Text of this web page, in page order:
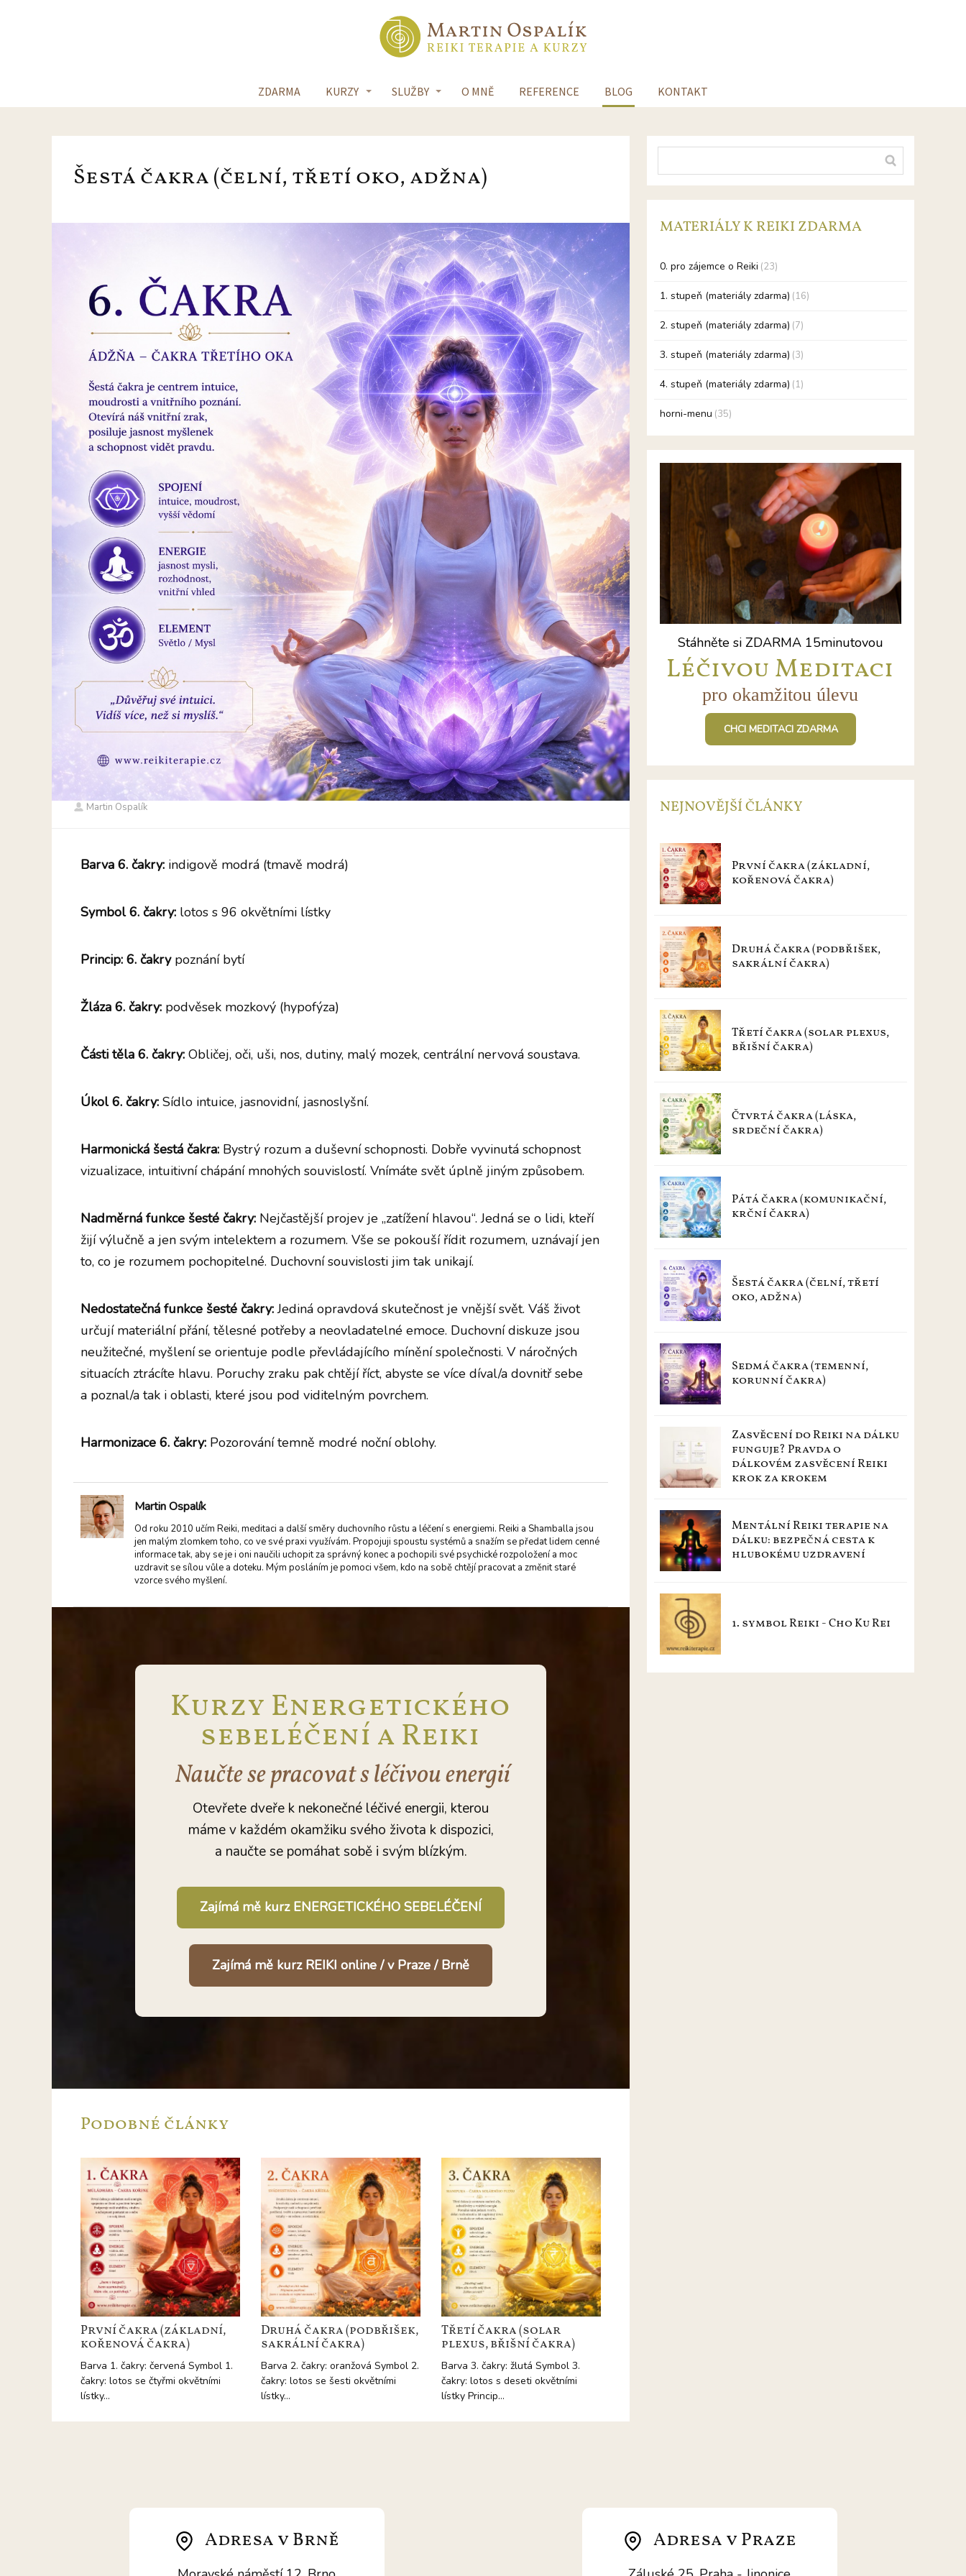
ZDARMA KURZY SLUŽBY O MNĚ REFERENCE BLOG KONTAKT
Šestá čakra (čelní, třetí oko, adžna)
Martin Ospalík
Barva 6. čakry: indigově modrá (tmavě modrá)
Symbol 6. čakry: lotos s 96 okvětními lístky
Princip: 6. čakrypoznání bytí
Žláza 6. čakry: podvěsek mozkový (hypofýza)
Části těla 6. čakry: Obličej, oči, uši, nos, dutiny, malý mozek, centrální nervová soustava.
Úkol 6. čakry: Sídlo intuice, jasnovidní, jasnoslyšní.
Harmonická šestá čakra: Bystrý rozum a duševní schopnosti. Dobře vyvinutá schopnost
vizualizace, intuitivní chápání mnohých souvislostí. Vnímáte svět úplně jiným způsobem.
Nadměrná funkce šesté čakry: Nejčastější projev je „zatížení hlavou“. Jedná se o lidi, kteří
žijí výlučně a jen svým intelektem a rozumem. Vše se pokouší řídit rozumem, uznávají jen
to, co je rozumem pochopitelné. Duchovní souvislosti jim tak unikají.
Nedostatečná funkce šesté čakry:Jediná opravdová skutečnost je vnější svět. Váš život
určují materiální přání, tělesné potřeby a neovladatelné emoce. Duchovní diskuze jsou
neužitečné, myšlení se orientuje podle převládajícího mínění společnosti. V náročných
situacích ztrácíte hlavu. Poruchy zraku pak chtějí říct, abyste se více díval/a dovnitř sebe
a poznal/a tak i oblasti, které jsou pod viditelným povrchem.
Harmonizace 6. čakry: Pozorování temně modré noční oblohy.
Martin Ospalík
Od roku 2010 učím Reiki, meditaci a další směry duchovního růstu a léčení s energiemi. Reiki a Shamballa jsou
jen malým zlomkem toho, co ve své praxi využívám. Propojuji spoustu systémů a snažím se předat lidem cenné
informace tak, aby se je i oni naučili uchopit za správný konec a pochopili své psychické rozpoložení a moc
uzdravit se sílou vůle a doteku. Mým posláním je pomoci všem, kdo na sobě chtějí pracovat a změnit staré
vzorce svého myšlení.
Kurzy Energetického
sebeléčení a Reiki
Naučte se pracovat s léčivou energií
Otevřete dveře k nekonečné léčivé energii, kterou
máme v každém okamžiku svého života k dispozici,
a naučte se pomáhat sobě i svým blízkým.
Zajímá mě kurz ENERGETICKÉHO SEBELÉČENÍ
Zajímá mě kurz REIKI online / v Praze / Brně
Podobné články
První čakra (základní,
kořenová čakra)
Barva 1. čakry: červená Symbol 1.
čakry: lotos se čtyřmi okvětními
lístky…
Druhá čakra (podbřišek,
sakrální čakra)
Barva 2. čakry: oranžová Symbol 2.
čakry: lotos se šesti okvětními
lístky…
Třetí čakra (solar
plexus, břišní čakra)
Barva 3. čakry: žlutá Symbol 3.
čakry: lotos s deseti okvětními
lístky Princip…
MATERIÁLY K REIKI ZDARMA
0. pro zájemce o Reiki (23)
1. stupeň (materiály zdarma) (16)
2. stupeň (materiály zdarma) (7)
3. stupeň (materiály zdarma) (3)
4. stupeň (materiály zdarma) (1)
horni-menu (35)
Stáhněte si ZDARMA 15minutovou
Léčivou Meditaci
pro okamžitou úlevu
CHCI MEDITACI ZDARMA
NEJNOVĚJŠÍ ČLÁNKY
První čakra (základní,
kořenová čakra)
Druhá čakra (podbřišek,
sakrální čakra)
Třetí čakra (solar plexus,
břišní čakra)
Čtvrtá čakra (láska,
srdeční čakra)
Pátá čakra (komunikační,
krční čakra)
Šestá čakra (čelní, třetí
oko, adžna)
Sedmá čakra (temenní,
korunní čakra)
Zasvěcení do Reiki na dálku
funguje? Pravda o
dálkovém zasvěcení Reiki
krok za krokem
Mentální Reiki terapie na
dálku: bezpečná cesta k
hlubokému uzdravení
1. symbol Reiki - Cho Ku Rei
Adresa v Brně Adresa v Praze